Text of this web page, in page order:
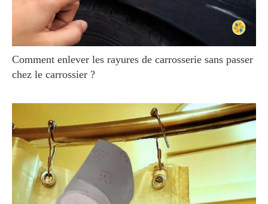
Comment enlever les rayures de carrosserie sans passer
chez le carrossier ?